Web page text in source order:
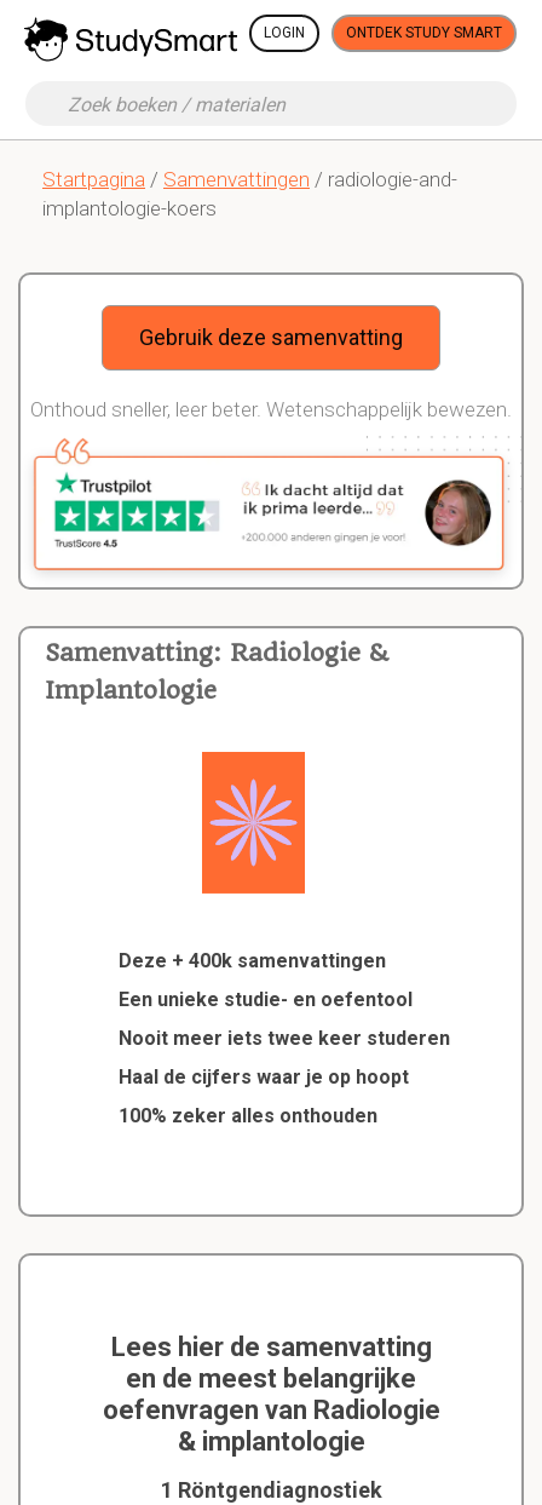
LOGIN ONTDEK STUDY SMART
Startpagina / Samenvattingen / radiologie-and-
implantologie-koers
Samenvatting: Radiologie &
Implantologie
Deze + 400k samenvattingen
Een unieke studie- en oefentool
Nooit meer iets twee keer studeren
Haal de cijfers waar je op hoopt
100% zeker alles onthouden
Gebruik deze samenvatting
Onthoud sneller, leer beter. Wetenschappelijk bewezen.
Lees hier de samenvatting
en de meest belangrijke
oefenvragen van Radiologie
& implantologie
1 Röntgendiagnostiek